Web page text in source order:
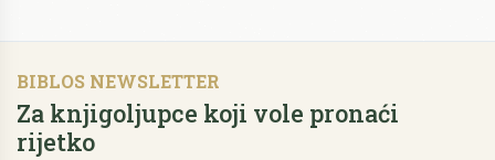
BIBLOS NEWSLETTER
Za knjigoljupce koji vole pronaći
rijetko